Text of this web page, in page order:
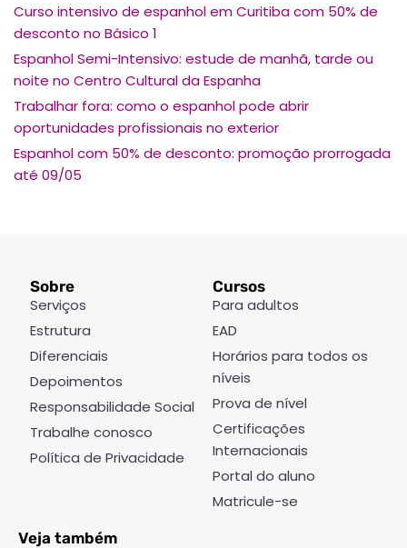
Curso intensivo de espanhol em Curitiba com 50% de
desconto no Básico 1
Espanhol Semi-Intensivo: estude de manhã, tarde ou
noite no Centro Cultural da Espanha
Trabalhar fora: como o espanhol pode abrir
oportunidades profissionais no exterior
Espanhol com 50% de desconto: promoção prorrogada
até 09/05
Sobre
Serviços
Estrutura
Diferenciais
Depoimentos
Responsabilidade Social
Trabalhe conosco
Política de Privacidade
Cursos
Para adultos
EAD
Horários para todos os
níveis
Prova de nível
Certificações
Internacionais
Portal do aluno
Matricule-se
Veja também